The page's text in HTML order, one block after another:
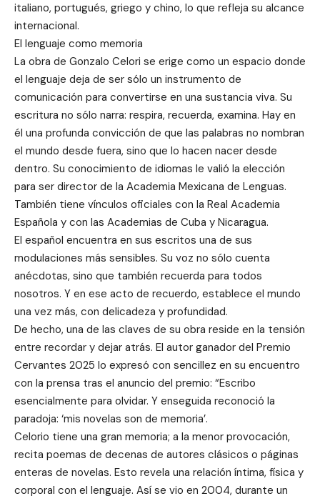
italiano, portugués, griego y chino, lo que refleja su alcance
internacional.
El lenguaje como memoria
La obra de Gonzalo Celori se erige como un espacio donde
el lenguaje deja de ser sólo un instrumento de
comunicación para convertirse en una sustancia viva. Su
escritura no sólo narra: respira, recuerda, examina. Hay en
él una profunda convicción de que las palabras no nombran
el mundo desde fuera, sino que lo hacen nacer desde
dentro. Su conocimiento de idiomas le valió la elección
para ser director de la Academia Mexicana de Lenguas.
También tiene vínculos oficiales con la Real Academia
Española y con las Academias de Cuba y Nicaragua.
El español encuentra en sus escritos una de sus
modulaciones más sensibles. Su voz no sólo cuenta
anécdotas, sino que también recuerda para todos
nosotros. Y en ese acto de recuerdo, establece el mundo
una vez más, con delicadeza y profundidad.
De hecho, una de las claves de su obra reside en la tensión
entre recordar y dejar atrás. El autor ganador del Premio
Cervantes 2025 lo expresó con sencillez en su encuentro
con la prensa tras el anuncio del premio: “Escribo
esencialmente para olvidar. Y enseguida reconoció la
paradoja: ‘mis novelas son de memoria’.
Celorio tiene una gran memoria; a la menor provocación,
recita poemas de decenas de autores clásicos o páginas
enteras de novelas. Esto revela una relación íntima, física y
corporal con el lenguaje. Así se vio en 2004, durante un